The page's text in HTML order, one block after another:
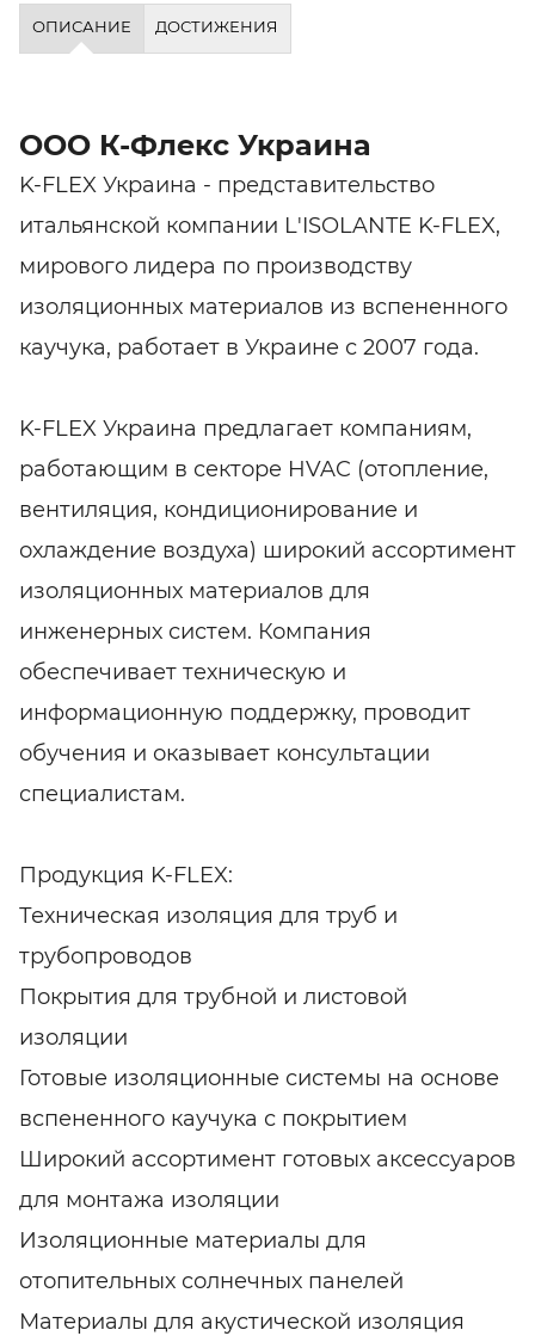
ОПИСАНИЕ ДОСТИЖЕНИЯ
ООО К-Флекс Украина
K-FLEX Украина - представительство
итальянской компании L'ISOLANTE K-FLEX,
мирового лидера по производству
изоляционных материалов из вспененного
каучука, работает в Украине с 2007 года.
K-FLEX Украина предлагает компаниям,
работающим в секторе HVAC (отопление,
вентиляция, кондиционирование и
охлаждение воздуха) широкий ассортимент
изоляционных материалов для
инженерных систем. Компания
обеспечивает техническую и
информационную поддержку, проводит
обучения и оказывает консультации
специалистам.
Продукция K-FLEX:
Техническая изоляция для труб и
трубопроводов
Покрытия для трубной и листовой
изоляции
Готовые изоляционные системы на основе
вспененного каучука с покрытием
Широкий ассортимент готовых аксессуаров
для монтажа изоляции
Изоляционные материалы для
отопительных солнечных панелей
Материалы для акустической изоляция